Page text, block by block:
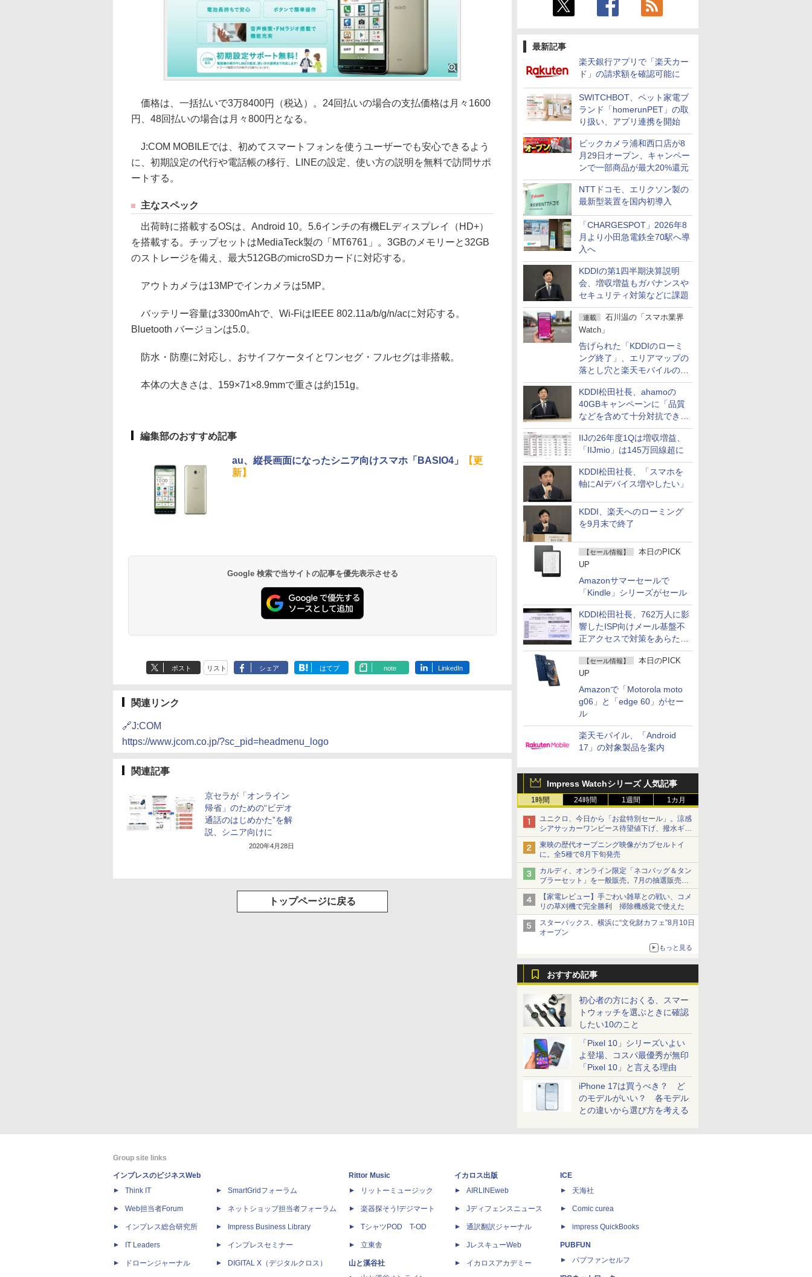
最新記事
楽天銀行アプリで「楽天カー
ド」の請求額を確認可能に
SWITCHBOT、ペット家電ブ
ランド「homerunPET」の取
り扱い、アプリ連携を開始
ビックカメラ浦和西口店が8
月29日オープン、キャンペー
ンで一部商品が最大20%還元
NTTドコモ、エリクソン製の
最新型装置を国内初導入
「CHARGESPOT」2026年8
月より小田急電鉄全70駅へ導
入へ
KDDIの第1四半期決算説明
会、増収増益もガバナンスや
セキュリティ対策などに課題
連載
石川温の「スマホ業界
Watch」
告げられた「KDDIのローミ
ング終了」、エリアマップの
落とし穴と楽天モバイルの課
題
KDDI松田社長、ahamoの
40GBキャンペーンに「品質
などを含めて十分対抗でき
る」
IIJの26年度1Qは増収増益、
「IIJmio」は145万回線超に
KDDI松田社長、「スマホを
軸にAIデバイス増やしたい」
KDDI、楽天へのローミング
を9月末で終了
【セール情報】
本日のPICK
UP
Amazonサマーセールで
「Kindle」シリーズがセール
KDDI松田社長、762万人に影
響したISP向けメール基盤不
正アクセスで対策をあらため
て説明
【セール情報】
本日のPICK
UP
Amazonで「Motorola moto
g06」と「edge 60」がセー
ル
楽天モバイル、「Android
17」の対象製品を案内
Impress Watchシリーズ 人気記事
1時間 24時間 1週間 1カ月
ユニクロ、今日から「お盆特別セール」。涼感
シアサッカーワンピース待望値下げ、撥水ギア
ショーツは1990円に
東映の歴代オープニング映像がカプセルトイ
に。全5種で8月下旬発売
カルディ、オンライン限定「ネコバッグ＆タン
ブラーセット」を一般販売。7月の抽選販売の
当選無効分
【家電レビュー】手ごわい雑草との戦い、コメ
リの草刈機で完全勝利 掃除機感覚で使えた
スターバックス、横浜に“文化財カフェ”8月10日
オープン
もっと見る
おすすめ記事
初心者の方におくる、スマー
トウォッチを選ぶときに確認
したい10のこと
「Pixel 10」シリーズいよい
よ登場、コスパ最優秀が無印
「Pixel 10」と言える理由
iPhone 17は買うべき？ ど
のモデルがいい？ 各モデル
との違いから選び方を考える
価格は、一括払いで3万8400円（税込）。24回払いの場合の支払価格は月々1600
円、48回払いの場合は月々800円となる。
J:COM MOBILEでは、初めてスマートフォンを使うユーザーでも安心できるよう
に、初期設定の代行や電話帳の移行、LINEの設定、使い方の説明を無料で訪問サポ
ートする。
主なスペック
出荷時に搭載するOSは、Android 10。5.6インチの有機ELディスプレイ（HD+）
を搭載する。チップセットはMediaTeck製の「MT6761」。3GBのメモリーと32GB
のストレージを備え、最大512GBのmicroSDカードに対応する。
アウトカメラは13MPでインカメラは5MP。
バッテリー容量は3300mAhで、Wi-FiはIEEE 802.11a/b/g/n/acに対応する。
Bluetooth バージョンは5.0。
防水・防塵に対応し、おサイフケータイとワンセグ・フルセグは非搭載。
本体の大きさは、159×71×8.9mmで重さは約151g。
編集部のおすすめ記事
au、縦長画面になったシニア向けスマホ「BASIO4」
【更
新】
Google 検索で当サイトの記事を優先表示させる
ポスト リスト シェア はてブ note LinkedIn
関連リンク
🔗J:COM
https://www.jcom.co.jp/?sc_pid=headmenu_logo
関連記事
京セラが「オンライン
帰省」のための“ビデオ
通話のはじめかた”を解
説、シニア向けに
2020年4月28日
トップページに戻る
Group site links
インプレスのビジネスWeb
Think IT
Web担当者Forum
インプレス総合研究所
IT Leaders
ドローンジャーナル
SmartGridフォーラム
ネットショップ担当者フォーラム
Impress Business Library
インプレスセミナー
DIGITAL X（デジタルクロス）
Rittor Music
リットーミュージック
楽器探そう!デジマート
TシャツPOD T-OD
立東舎
山と溪谷社
イカロス出版
AIRLINEweb
Jディフェンスニュース
通訳翻訳ジャーナル
JレスキューWeb
イカロスアカデミー
ICE
天海社
Comic curea
impress QuickBooks
PUBFUN
パブファンセルフ